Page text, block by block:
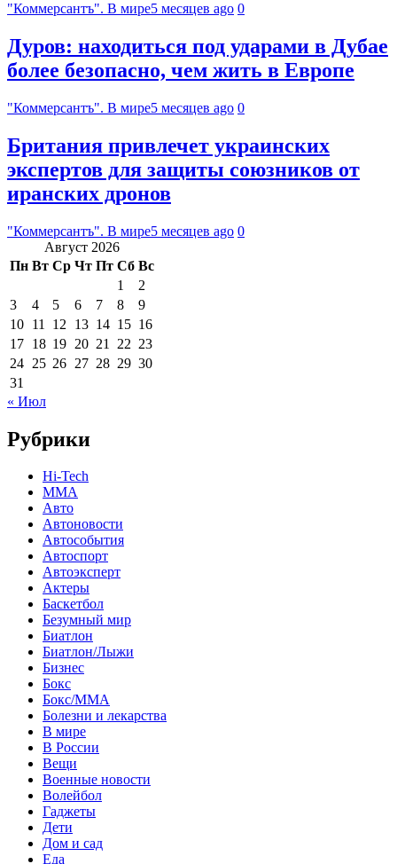
"Коммерсантъ". В мире5 месяцев ago 0
Дуров: находиться под ударами в Дубае
более безопасно, чем жить в Европе
"Коммерсантъ". В мире5 месяцев ago 0
Британия привлечет украинских
экспертов для защиты союзников от
иранских дронов
"Коммерсантъ". В мире5 месяцев ago 0
Август 2026
Пн Вт Ср Чт Пт Сб Вс
1
2
3
4 5 6 7 8
9
10 11 12 13 14 15 16
17 18 19 20 21 22 23
24 25 26 27 28 29 30
31
« Июл
Рубрики
Hi-Tech
MMA
Авто
Автоновости
Автособытия
Автоспорт
Автоэксперт
Актеры
Баскетбол
Безумный мир
Биатлон
Биатлон/Лыжи
Бизнес
Бокс
Бокс/MMA
Болезни и лекарства
В мире
В России
Вещи
Военные новости
Волейбол
Гаджеты
Дети
Дом и сад
Еда